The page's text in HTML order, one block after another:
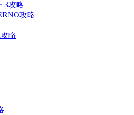
3攻略
攻略
略